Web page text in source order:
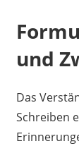
und
Das
Schreiben